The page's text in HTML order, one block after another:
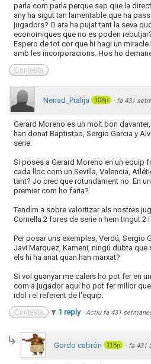
parla com parla perque sap que la
any ha sigut tan lamentable que ha
jugadors? O ara ha pujat tant la seva
economiques que no es poden
Espero de tot cor que hi hagi un miracle
amb les incorporacions. Hos ho
Contesta
Nenad_Pralija 108p · fa 431
Gerard Moreno es un molt bon
han donat Baptistao, Sergio Garcia y
serie.
Si poses a Gerard Moreno en un equip
cada lloc com un Sevilla, Valencia,
tant? Jo crec que rotundament no. En
premier com ho faria?
Tendim a sobre valoritzar als nostres
Cornella 2 fores de serie n hem tingut 2
Per posar uns exemples, Verdú, Sergio
Javi Marquez, Kameni, ningú dubta
els hi ha anat quan han marxat?
Si vol guanyar me calers ho pot fer en
com a jugador aquí ho pot fer millor
idol i el referent de l'equip.
Contesta 1 reply · Actiu fa 431
Gordo cabrón 118p · fa 431